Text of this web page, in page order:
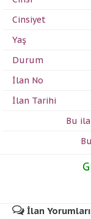
Cinsiyet
Yaş
Durum
İlan No
İlan Tarihi
Bu
İlan